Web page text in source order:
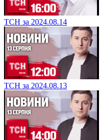
ТСН за 2024.08.14
ТСН за 2024.08.13